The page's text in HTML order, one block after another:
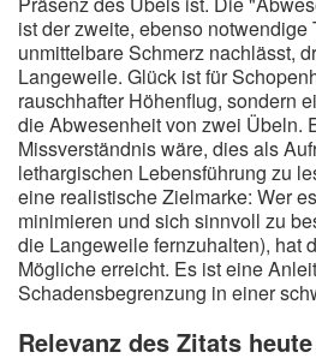
ist der zweite, ebenso notwendige
unmittelbare Schmerz nachlässt,
Langeweile. Glück ist für
rauschhafter Höhenflug, sondern
die Abwesenheit von zwei Übeln.
Missverständnis wäre, dies als
lethargischen Lebensführung zu
eine realistische Zielmarke: Wer
minimieren und sich sinnvoll zu
die Langeweile fernzuhalten), hat
Mögliche erreicht. Es ist eine
Schadensbegrenzung in einer
Relevanz des Zitats heute